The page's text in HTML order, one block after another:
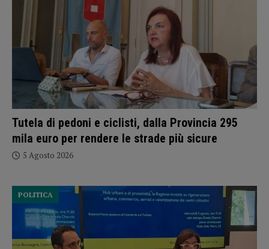
Tutela di pedoni e ciclisti, dalla Provincia 295
mila euro per rendere le strade più sicure
5 Agosto 2026
POLITICA